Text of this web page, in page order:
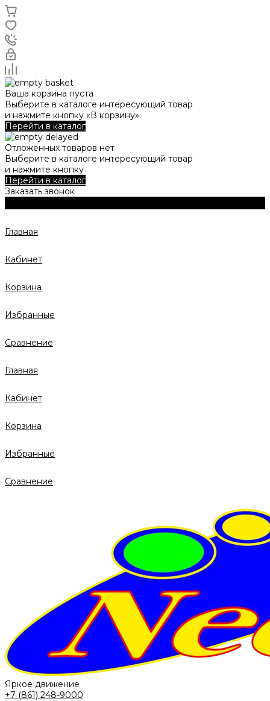
Ваша корзина пуста
Выберите в каталоге интересующий товар
и нажмите кнопку «В корзину».
Перейти в каталог
Отложенных товаров нет
Выберите в каталоге интересующий товар
и нажмите кнопку
Перейти в каталог
Заказать звонок
Главная
Кабинет
Корзина
Избранные
Сравнение
Главная
Кабинет
Корзина
Избранные
Сравнение
Яркое движение
+7 (861) 248-9000